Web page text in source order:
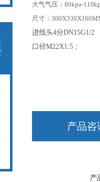
大气气压 ： 80kpa-
尺寸 ：
进线头4分DN15G1/2
口径M22X1.5 ；
产品咨
产